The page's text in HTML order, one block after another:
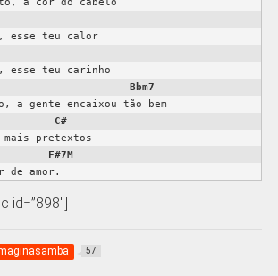
a cor do cabelo
esse teu calor
teu carinho
Bbm7
a gente encaixou tão bem
C#
F#7M
de amor.
id=”898″]
57